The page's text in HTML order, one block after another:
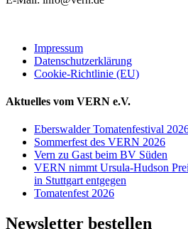
Impressum
Datenschutzerklärung
Cookie-Richtlinie (EU)
Aktuelles vom VERN e.V.
Eberswalder Tomatenfestival
Sommerfest des VERN 2026
Vern zu Gast beim BV Süden
VERN nimmt Ursula-Hudson
in Stuttgart entgegen
Tomatenfest 2026
Newsletter bestellen